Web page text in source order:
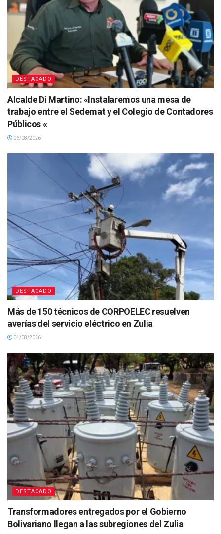
DESTACADO
Alcalde Di Martino: «Instalaremos una mesa de
trabajo entre el Sedemat y el Colegio de Contadores
Públicos «
06/08/2026
DESTACADO
Más de 150 técnicos de CORPOELEC resuelven
averías del servicio eléctrico en Zulia
04/08/2026
DESTACADO
Transformadores entregados por el Gobierno
Bolivariano llegan a las subregiones del Zulia